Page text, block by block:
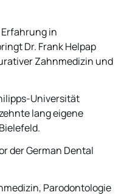
in
Dr. Frank Helpap
Zahnmedizin und
Universität
lang eigene
der German Dental
Parodontologie